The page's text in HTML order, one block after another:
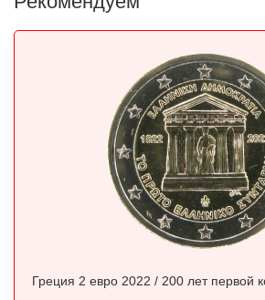
Греция 2 евро 2022 / 200 лет первой